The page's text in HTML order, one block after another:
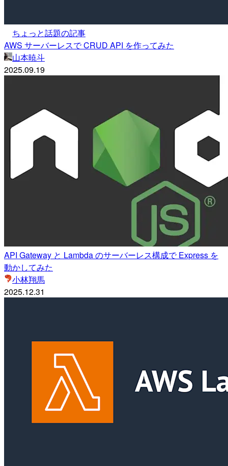
ちょっと話題の記事
AWS サーバーレスで CRUD API を作ってみた
山本暁斗
2025.09.19
API Gateway と Lambda のサーバーレス構成で Express を
動かしてみた
小林翔馬
2025.12.31